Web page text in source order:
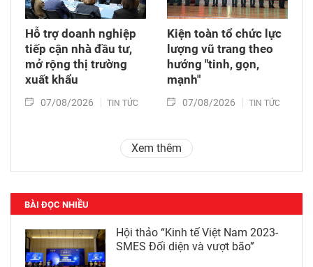
Hỗ trợ doanh nghiệp
tiếp cận nhà đầu tư,
mở rộng thị trường
xuất khẩu
07/08/2026 TIN TỨC
Kiện toàn tổ chức lực
lượng vũ trang theo
hướng "tinh, gọn,
mạnh"
07/08/2026 TIN TỨC
Xem thêm
BÀI ĐỌC NHIỀU
Hội thảo “Kinh tế Việt Nam 2023-
SMES Đối diện và vượt bão”